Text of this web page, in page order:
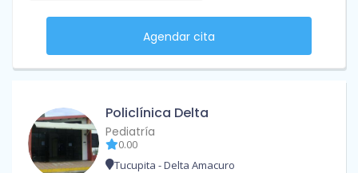
Agendar cita
Policlínica Delta
Pediatría
0.00
Tucupita - Delta Amacuro